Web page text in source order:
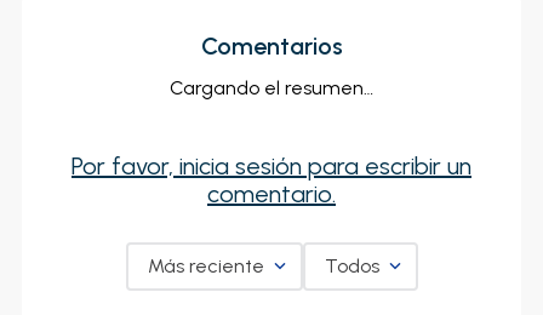
Comentarios
Cargando el resumen…
Por favor, inicia sesión para escribir un
comentario.
Más reciente Todos